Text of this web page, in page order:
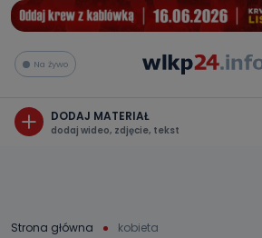
Na żywo
DODAJ MATERIAŁ
dodaj wideo, zdjęcie, tekst
Strona główna kobieta